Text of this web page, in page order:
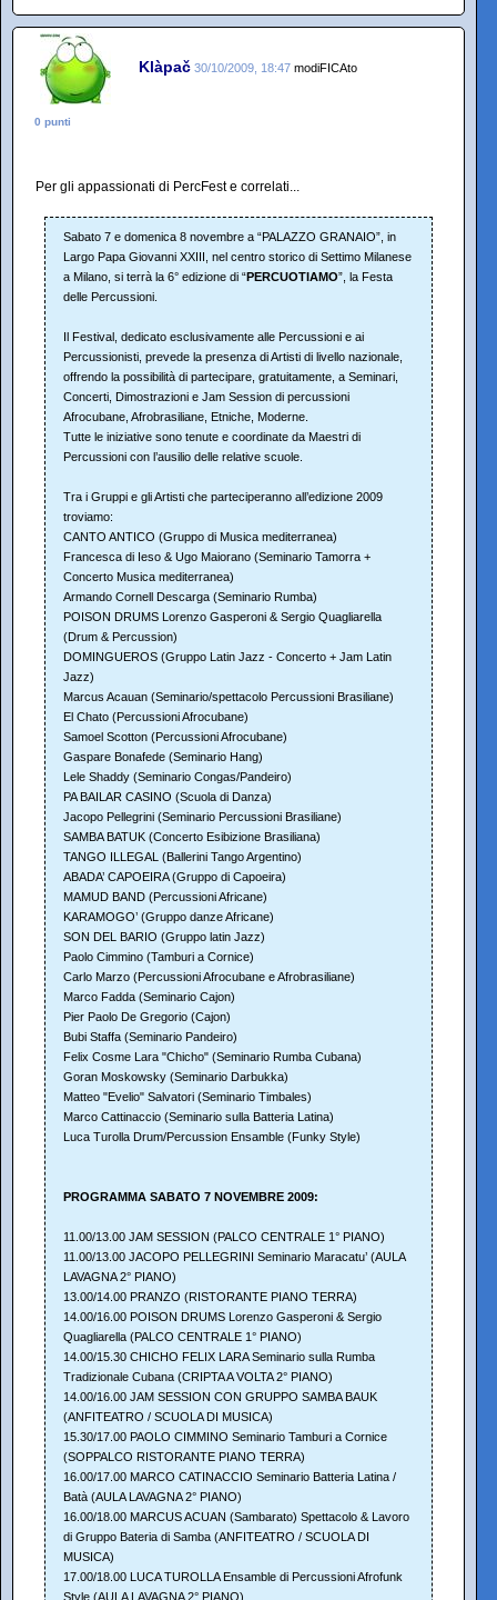
Klàpač 30/10/2009, 18:47 modiFICAto
0 punti
Per gli appassionati di PercFest e correlati...
Sabato 7 e domenica 8 novembre a “PALAZZO GRANAIO”, in
Largo Papa Giovanni XXIII, nel centro storico di Settimo Milanese
a Milano, si terrà la 6° edizione di “PERCUOTIAMO”, la Festa
delle Percussioni.
Il Festival, dedicato esclusivamente alle Percussioni e ai
Percussionisti, prevede la presenza di Artisti di livello nazionale,
offrendo la possibilità di partecipare, gratuitamente, a Seminari,
Concerti, Dimostrazioni e Jam Session di percussioni
Afrocubane, Afrobrasiliane, Etniche, Moderne.
Tutte le iniziative sono tenute e coordinate da Maestri di
Percussioni con l’ausilio delle relative scuole.
Tra i Gruppi e gli Artisti che parteciperanno all’edizione 2009
troviamo:
CANTO ANTICO (Gruppo di Musica mediterranea)
Francesca di Ieso & Ugo Maiorano (Seminario Tamorra +
Concerto Musica mediterranea)
Armando Cornell Descarga (Seminario Rumba)
POISON DRUMS Lorenzo Gasperoni & Sergio Quagliarella
(Drum & Percussion)
DOMINGUEROS (Gruppo Latin Jazz - Concerto + Jam Latin
Jazz)
Marcus Acauan (Seminario/spettacolo Percussioni Brasiliane)
El Chato (Percussioni Afrocubane)
Samoel Scotton (Percussioni Afrocubane)
Gaspare Bonafede (Seminario Hang)
Lele Shaddy (Seminario Congas/Pandeiro)
PA BAILAR CASINO (Scuola di Danza)
Jacopo Pellegrini (Seminario Percussioni Brasiliane)
SAMBA BATUK (Concerto Esibizione Brasiliana)
TANGO ILLEGAL (Ballerini Tango Argentino)
ABADA’ CAPOEIRA (Gruppo di Capoeira)
MAMUD BAND (Percussioni Africane)
KARAMOGO’ (Gruppo danze Africane)
SON DEL BARIO (Gruppo latin Jazz)
Paolo Cimmino (Tamburi a Cornice)
Carlo Marzo (Percussioni Afrocubane e Afrobrasiliane)
Marco Fadda (Seminario Cajon)
Pier Paolo De Gregorio (Cajon)
Bubi Staffa (Seminario Pandeiro)
Felix Cosme Lara "Chicho" (Seminario Rumba Cubana)
Goran Moskowsky (Seminario Darbukka)
Matteo "Evelio" Salvatori (Seminario Timbales)
Marco Cattinaccio (Seminario sulla Batteria Latina)
Luca Turolla Drum/Percussion Ensamble (Funky Style)
PROGRAMMA SABATO 7 NOVEMBRE 2009:
11.00/13.00 JAM SESSION (PALCO CENTRALE 1° PIANO)
11.00/13.00 JACOPO PELLEGRINI Seminario Maracatu’ (AULA
LAVAGNA 2° PIANO)
13.00/14.00 PRANZO (RISTORANTE PIANO TERRA)
14.00/16.00 POISON DRUMS Lorenzo Gasperoni & Sergio
Quagliarella (PALCO CENTRALE 1° PIANO)
14.00/15.30 CHICHO FELIX LARA Seminario sulla Rumba
Tradizionale Cubana (CRIPTA A VOLTA 2° PIANO)
14.00/16.00 JAM SESSION CON GRUPPO SAMBA BAUK
(ANFITEATRO / SCUOLA DI MUSICA)
15.30/17.00 PAOLO CIMMINO Seminario Tamburi a Cornice
(SOPPALCO RISTORANTE PIANO TERRA)
16.00/17.00 MARCO CATINACCIO Seminario Batteria Latina /
Batà (AULA LAVAGNA 2° PIANO)
16.00/18.00 MARCUS ACUAN (Sambarato) Spettacolo & Lavoro
di Gruppo Bateria di Samba (ANFITEATRO / SCUOLA DI
MUSICA)
17.00/18.00 LUCA TUROLLA Ensamble di Percussioni Afrofunk
Style (AULA LAVAGNA 2° PIANO)